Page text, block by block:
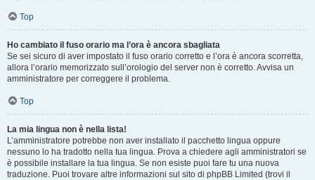
Top
Ho cambiato il fuso orario ma l’ora è ancora sbagliata
Se sei sicuro di aver impostato il fuso orario corretto e l’ora è ancora scorretta,
allora l’orario memorizzato sull’orologio del server non è corretto. Avvisa un
amministratore per correggere il problema.
Top
La mia lingua non è nella lista!
L’amministratore potrebbe non aver installato il pacchetto lingua oppure
nessuno lo ha tradotto nella tua lingua. Prova a chiedere agli amministratori se
è possibile installare la tua lingua. Se non esiste puoi fare tu una nuova
traduzione. Puoi trovare altre informazioni sul sito di phpBB Limited (trovi il